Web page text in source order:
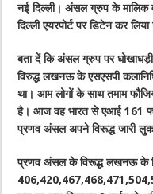
नई दिल्ली। अंसल ग्रुप के
दिल्ली एयरपोर्ट पर डिटेन कर
बता दें कि अंसल ग्रुप पर
विरुद्ध लखनऊ के एसएसपी
था। आम लोगों के साथ तमाम
है। आज वह भारत से एआई 161
प्रणव अंसल अपने विरूद्ध जारी
प्रणव अंसल के विरूद्ध लखनऊ के